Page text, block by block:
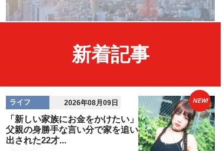
新着記事
ライフ 2026年08月09日
「新しい家族にお金をかけたい」
父親の身勝手な言い分で家を追い
出された22才...
NEW!